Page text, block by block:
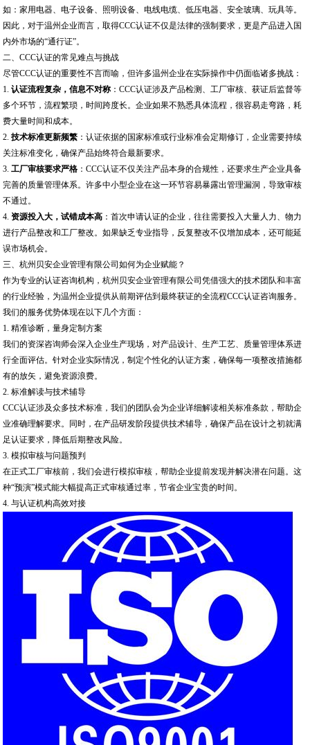
如：家用电器、电子设备、照明设备、电线电缆、低压电器、安全玻璃、玩具等。
因此，对于温州企业而言，取得CCC认证不仅是法律的强制要求，更是产品进入国
内外市场的“通行证”。
二、CCC认证的常见难点与挑战
尽管CCC认证的重要性不言而喻，但许多温州企业在实际操作中仍面临诸多挑战：
1.认证流程复杂，信息不对称 ：CCC认证涉及产品检测、工厂审核、获证后监督等
多个环节，流程繁琐，时间跨度长。企业如果不熟悉具体流程，很容易走弯路，耗
费大量时间和成本。
2.技术标准更新频繁 ：认证依据的国家标准或行业标准会定期修订，企业需要持续
关注标准变化，确保产品始终符合最新要求。
3.工厂审核要求严格 ：CCC认证不仅关注产品本身的合规性，还要求生产企业具备
完善的质量管理体系。许多中小型企业在这一环节容易暴露出管理漏洞，导致审核
不通过。
4.资源投入大，试错成本高 ：首次申请认证的企业，往往需要投入大量人力、物力
进行产品整改和工厂整改。如果缺乏专业指导，反复整改不仅增加成本，还可能延
误市场机会。
三、杭州贝安企业管理有限公司如何为企业赋能？
作为专业的认证咨询机构，杭州贝安企业管理有限公司凭借强大的技术团队和丰富
的行业经验，为温州企业提供从前期评估到最终获证的全流程CCC认证咨询服务。
我们的服务优势体现在以下几个方面：
1. 精准诊断，量身定制方案
我们的资深咨询师会深入企业生产现场，对产品设计、生产工艺、质量管理体系进
行全面评估。针对企业实际情况，制定个性化的认证方案，确保每一项整改措施都
有的放矢，避免资源浪费。
2. 标准解读与技术辅导
CCC认证涉及众多技术标准，我们的团队会为企业详细解读相关标准条款，帮助企
业准确理解要求。同时，在产品研发阶段提供技术辅导，确保产品在设计之初就满
足认证要求，降低后期整改风险。
3. 模拟审核与问题预判
在正式工厂审核前，我们会进行模拟审核，帮助企业提前发现并解决潜在问题。这
种“预演”模式能大幅提高正式审核通过率，节省企业宝贵的时间。
4. 与认证机构高效对接